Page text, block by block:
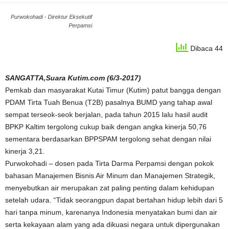
Purwokohadi - Direktur Eksekutif
Perpamsi
Dibaca 44
SANGATTA,Suara Kutim.com (6/3-2017)
Pemkab dan masyarakat Kutai Timur (Kutim) patut bangga dengan
PDAM Tirta Tuah Benua (T2B) pasalnya BUMD yang tahap awal
sempat terseok-seok berjalan, pada tahun 2015 lalu hasil audit
BPKP Kaltim tergolong cukup baik dengan angka kinerja 50,76
sementara berdasarkan BPPSPAM tergolong sehat dengan nilai
kinerja 3,21.
Purwokohadi – dosen pada Tirta Darma Perpamsi dengan pokok
bahasan Manajemen Bisnis Air Minum dan Manajemen Strategik,
menyebutkan air merupakan zat paling penting dalam kehidupan
setelah udara. “Tidak seorangpun dapat bertahan hidup lebih dari 5
hari tanpa minum, karenanya Indonesia menyatakan bumi dan air
serta kekayaan alam yang ada dikuasi negara untuk dipergunakan